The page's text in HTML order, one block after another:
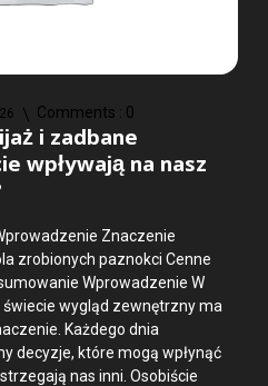
Comments : 0
i zadbane
wpływają na nasz
Znaczenie
zrobionych paznokci Cenne
Wprowadzenie W
wygląd zewnętrzny ma
Każdego dnia
decyzje, które mogą wpłynąć
nas inni. Osobiście